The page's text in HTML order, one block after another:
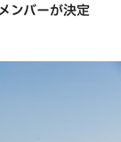
ンバーが決定